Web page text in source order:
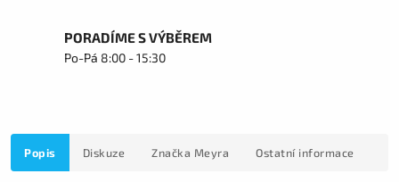
PORADÍME S VÝBĚREM
Po-Pá 8:00 - 15:30
Popis Diskuze Značka Meyra Ostatní informace